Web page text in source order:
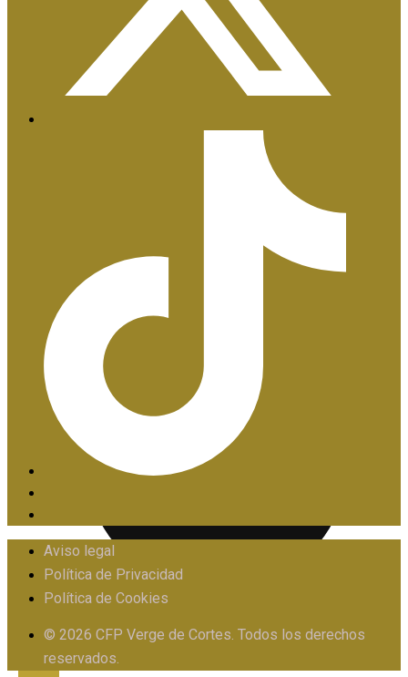
Certificaciones ISO
X
Aviso legal
Política de Privacidad
Política de Cookies
© 2026 CFP Verge de Cortes. Todos los derechos
reservados.